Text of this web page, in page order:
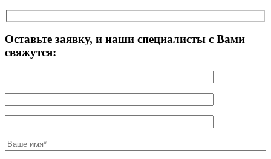
Оставьте заявку, и наши специалисты с Вами
свяжутся: